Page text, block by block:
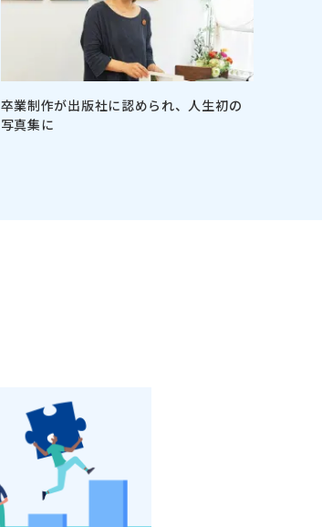
卒業制作が出版社に認められ、人生初の
写真集に